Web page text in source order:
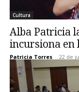
Cultura
Alba Patricia
incursiona en
Patricia Torres - 22 de